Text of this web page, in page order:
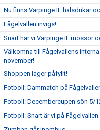
Nu finns Värpinge IF halsdukar
Fågelvallen invigs!
Snart har vi Värpinge IF mössor
Välkomna till Fågelvallens
november!
Shoppen lager påfyllt!
Fotboll: Dammatch på
Fotboll: Decembercupen sön 5/
Fotboll: Snart är vi på Fågelvallen